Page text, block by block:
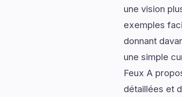
une vision
exemples
donnant
une simple
Feux A
détaillées et